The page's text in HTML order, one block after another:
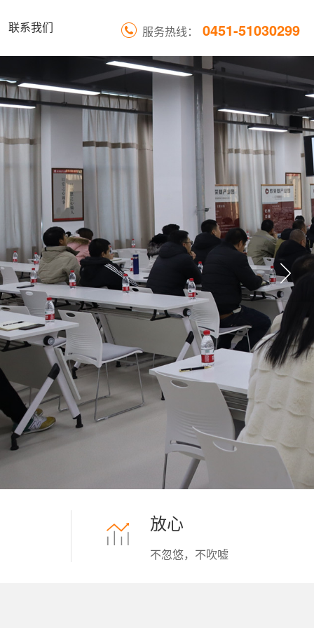
服务热线： 0451-51030299
联系我们
放心
不忽悠，不吹嘘